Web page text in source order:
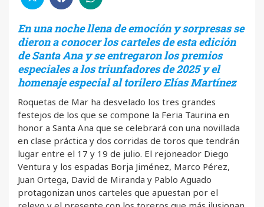
En una noche llena de emoción y sorpresas se
dieron a conocer los carteles de esta edición
de Santa Ana y se entregaron los premios
especiales a los triunfadores de 2025 y el
homenaje especial al torilero Elías Martínez
Roquetas de Mar ha desvelado los tres grandes
festejos de los que se compone la Feria Taurina en
honor a Santa Ana que se celebrará con una novillada
en clase práctica y dos corridas de toros que tendrán
lugar entre el 17 y 19 de julio. El rejoneador Diego
Ventura y los espadas Borja Jiménez, Marco Pérez,
Juan Ortega, David de Miranda y Pablo Aguado
protagonizan unos carteles que apuestan por el